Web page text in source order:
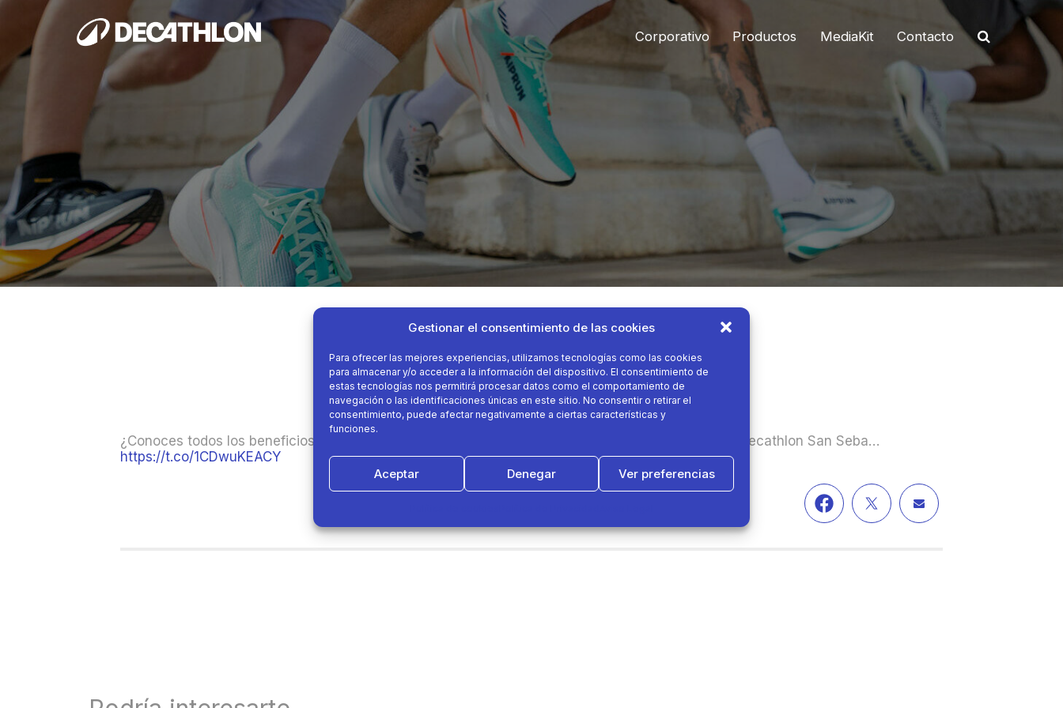
Gestionar el consentimiento de las cookies
Para ofrecer las mejores experiencias, utilizamos tecnologías como las cookies
para almacenar y/o acceder a la información del dispositivo. El consentimiento de
estas tecnologías nos permitirá procesar datos como el comportamiento de
navegación o las identificaciones únicas en este sitio. No consentir o retirar el
consentimiento, puede afectar negativamente a ciertas características y
funciones.
Aceptar Denegar Ver preferencias
Corporativo Productos MediaKit Contacto
¿Conoces todos los beneficios que aporta el pilates? Descúbrelos junto a Angeles Pitruzzella, de Decathlon San Seba…
https://t.co/1CDwuKEACY